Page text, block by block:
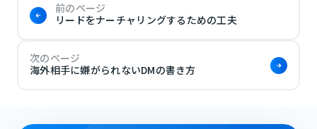
前のページ
リードをナーチャリングするための工夫
次のページ
海外相手に嫌がられないDMの書き方